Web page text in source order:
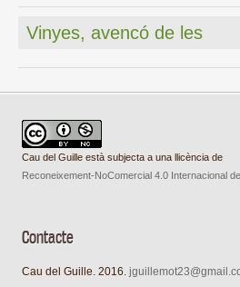
Vinyes, avencó de les
Cau del Guille està subjecta a una llicència de
Reconeixement-NoComercial 4.0 Internacional
Contacte
Cau del Guille. 2016.